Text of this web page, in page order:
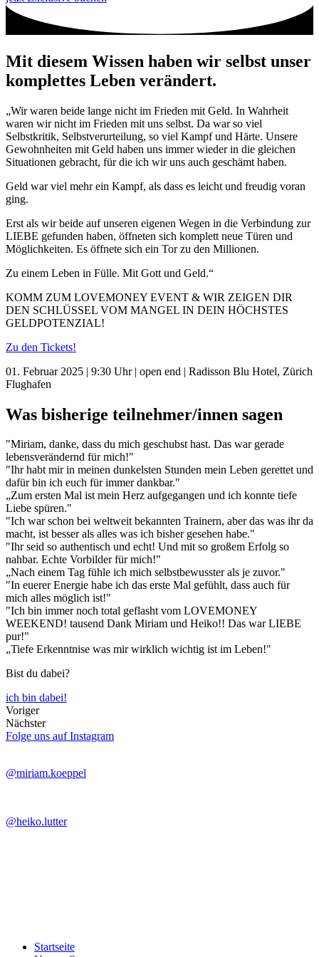
Mit diesem Wissen haben wir selbst unser
komplettes Leben verändert.
„Wir waren beide lange nicht im Frieden mit Geld. In Wahrheit
waren wir nicht im Frieden mit uns selbst. Da war so viel
Selbstkritik, Selbstverurteilung, so viel Kampf und Härte. Unsere
Gewohnheiten mit Geld haben uns immer wieder in die gleichen
Situationen gebracht, für die ich wir uns auch geschämt haben.
Geld war viel mehr ein Kampf, als dass es leicht und freudig voran
ging.
Erst als wir beide auf unseren eigenen Wegen in die Verbindung zur
LIEBE gefunden haben, öffneten sich komplett neue Türen und
Möglichkeiten. Es öffnete sich ein Tor zu den Millionen.
Zu einem Leben in Fülle. Mit Gott und Geld.“
KOMM ZUM LOVEMONEY EVENT & WIR ZEIGEN DIR
DEN SCHLÜSSEL VOM MANGEL IN DEIN HÖCHSTES
GELDPOTENZIAL!
Zu den Tickets!
01. Februar 2025 | 9:30 Uhr | open end | Radisson Blu Hotel, Zürich
Flughafen
Was bisherige teilnehmer/innen sagen
"Miriam, danke, dass du mich geschubst hast. Das war gerade
lebensverändernd für mich!"
"Ihr habt mir in meinen dunkelsten Stunden mein Leben gerettet und
dafür bin ich euch für immer dankbar."
„Zum ersten Mal ist mein Herz aufgegangen und ich konnte tiefe
Liebe spüren."
"Ich war schon bei weltweit bekannten Trainern, aber das was ihr da
macht, ist besser als alles was ich bisher gesehen habe."
"Ihr seid so authentisch und echt! Und mit so großem Erfolg so
nahbar. Echte Vorbilder für mich!"
„Nach einem Tag fühle ich mich selbstbewusster als je zuvor."
"In euerer Energie habe ich das erste Mal gefühlt, dass auch für
mich alles möglich ist!"
"Ich bin immer noch total geflasht vom LOVEMONEY
WEEKEND! tausend Dank Miriam und Heiko!! Das war LIEBE
pur!"
„Tiefe Erkenntnise was mir wirklich wichtig ist im Leben!"
Bist du dabei?
ich bin dabei!
Voriger
Nächster
Folge uns auf Instagram
@miriam.koeppel
@heiko.lutter
Startseite